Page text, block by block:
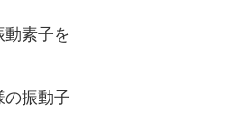
素子を
の振動子